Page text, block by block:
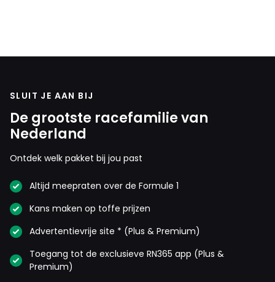
SLUIT JE AAN BIJ
De grootste racefamilie van
Nederland
Ontdek welk pakket bij jou past
Altijd meepraten over de Formule 1
Kans maken op toffe prijzen
Advertentievrije site * (Plus & Premium)
Toegang tot de exclusieve RN365 app (Plus &
Premium)